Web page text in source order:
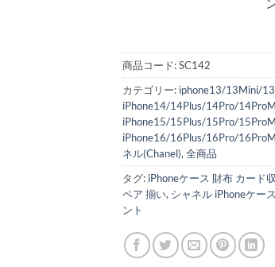
商品コード:SC142
カテゴリー: iphone13/13Mini/
iPhone14/14Plus/14Pro/
iPhone15/15Plus/15Pro/
iPhone16/16Plus/16Pro/
ネル(Chanel),全商品
タグ: iPhoneケース 財布 カード
ペア 揃い, シャネル iPhoneケース
ント